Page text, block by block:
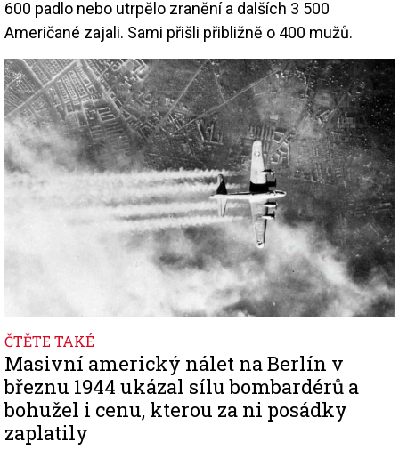
600 padlo nebo utrpělo zranění a dalších 3 500
Američané zajali. Sami přišli přibližně o 400 mužů.
Image
ČTĚTE TAKÉ
Masivní americký nálet na Berlín v
březnu 1944 ukázal sílu bombardérů a
bohužel i cenu, kterou za ni posádky
zaplatily